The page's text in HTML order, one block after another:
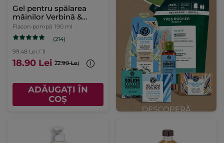
Gel pentru spălarea
mâinilor Verbină &
Mușețel
Flacon-pompă 190 ml
(214)
99.48 Lei / 1l
18.90 Lei 22.90 Lei
ADĂUGAȚI ÎN
COȘ